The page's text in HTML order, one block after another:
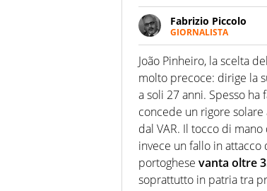
Fabrizio Piccolo
GIORNALISTA
Nella sua carriera
agenzie e testate.
prevalentemente di
João Pinheiro, la scelta
molto precoce: dirige la
a soli 27 anni. Spesso
concede un rigore
dal VAR. Il tocco di
invece un fallo in
portoghese vanta oltre
soprattutto in patria tra